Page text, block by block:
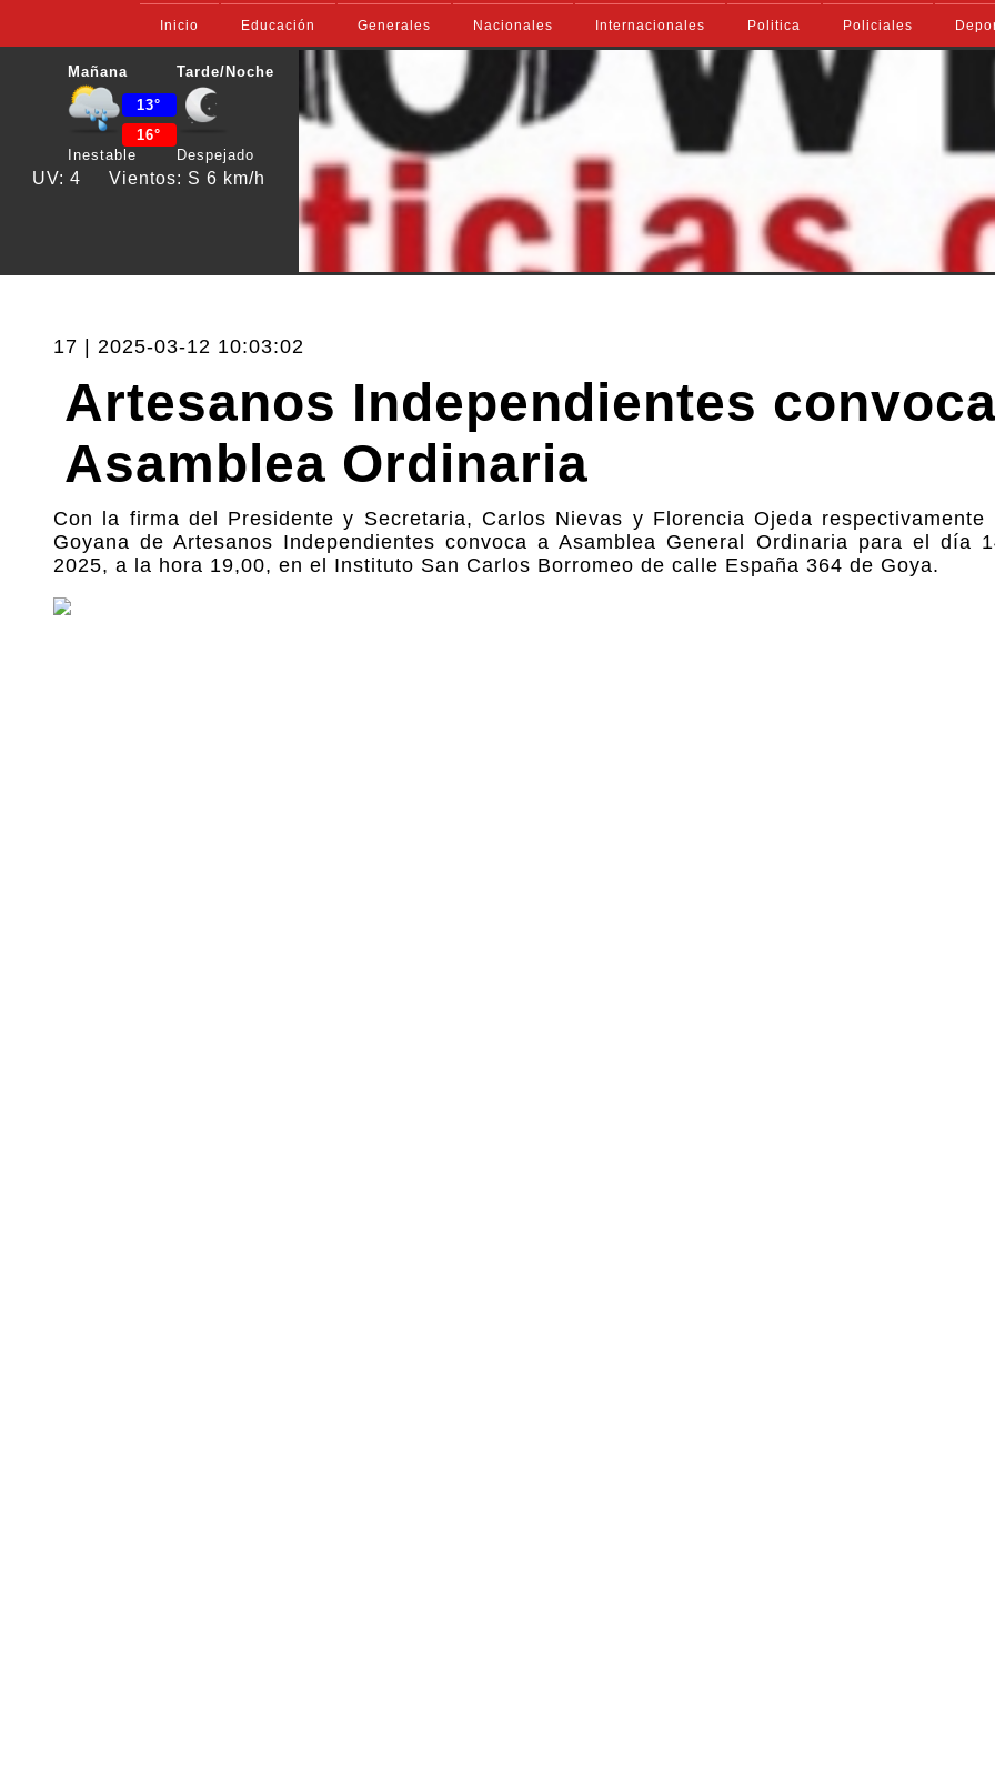
Inicio Educación Generales Nacionales Internacionales Politica Policiales
Mañana
Inestable
13°
16°
Tarde/Noche
Despejado
UV: 4 Vientos: S 6 km/h
17 | 2025-03-12 10:03:02
Artesanos Independientes
Asamblea Ordinaria
Con la firma del Presidente y Secretaria, Carlos Nievas y Florencia Ojeda respectivamente
Goyana de Artesanos Independientes convoca a Asamblea General Ordinaria para el día
2025, a la hora 19,00, en el Instituto San Carlos Borromeo de calle España 364 de Goya.